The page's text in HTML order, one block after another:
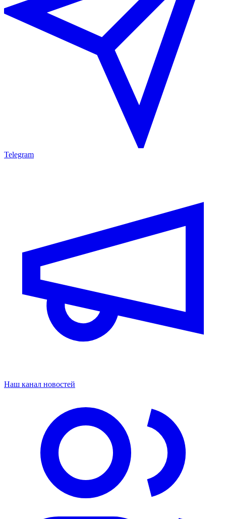
Telegram
Наш канал новостей